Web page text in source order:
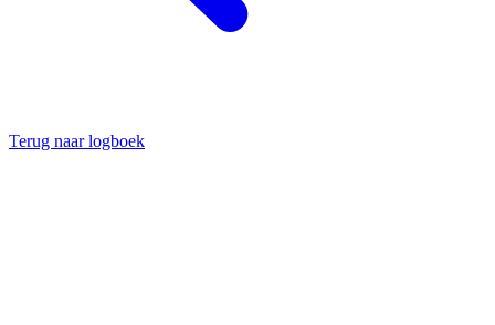
Terug naar logboek